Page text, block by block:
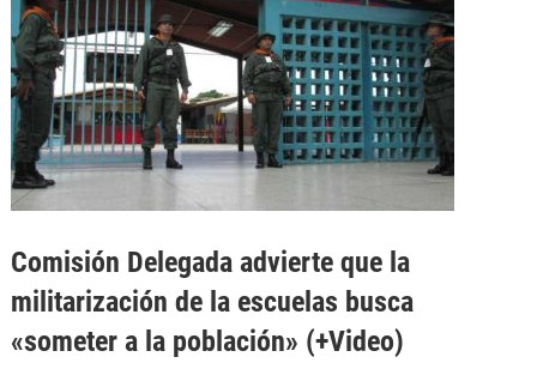
Comisión Delegada advierte que la
militarización de la escuelas busca
«someter a la población» (+Video)